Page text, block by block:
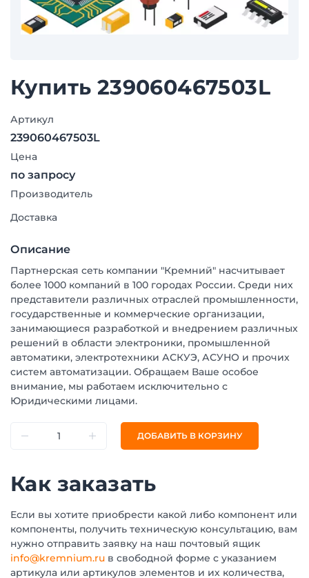
Купить 239060467503L
Артикул
239060467503L
Цена
по запросу
Производитель
Доставка
Описание
Партнерская сеть компании "Кремний" насчитывает
более 1000 компаний в 100 городах России. Среди них
представители различных отраслей промышленности,
государственные и коммерческие организации,
занимающиеся разработкой и внедрением различных
решений в области электроники, промышленной
автоматики, электротехники АСКУЭ, АСУНО и прочих
систем автоматизации. Обращаем Ваше особое
внимание, мы работаем исключительно с
Юридическими лицами.
ДОБАВИТЬ В КОРЗИНУ
Как заказать
Если вы хотите приобрести какой либо компонент или
компоненты, получить техническую консультацию, вам
нужно отправить заявку на наш почтовый ящик
info@kremnium.ru в свободной форме с указанием
артикула или артикулов элементов и их количества,